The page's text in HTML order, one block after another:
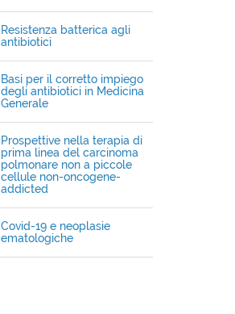
Resistenza batterica agli
antibiotici
Basi per il corretto impiego
degli antibiotici in Medicina
Generale
Prospettive nella terapia di
prima linea del carcinoma
polmonare non a piccole
cellule non-oncogene-
addicted
Covid-19 e neoplasie
ematologiche